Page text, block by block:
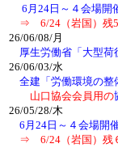
6月24日～４会場開
⇒ 6/24（岩国）残5
26/06/08/月
厚生労働省「大型
26/06/03/水
全建「労働環境の整
山口協会会員用の
26/05/28/木
6月24日～４会場開
⇒ 6/24（岩国）残